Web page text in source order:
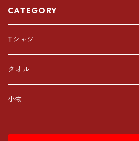
CATEGORY
Tシャツ
タオル
小物